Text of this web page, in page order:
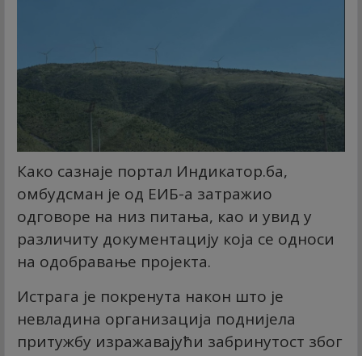
Како сазнаје портал Индикатор.ба,
омбудсман је од ЕИБ-а затражио
одговоре на низ питања, као и увид у
различиту документацију која се односи
на одобравање пројекта.
Истрага је покренута након што је
невладина организација поднијела
притужбу изражавајући забринутост због